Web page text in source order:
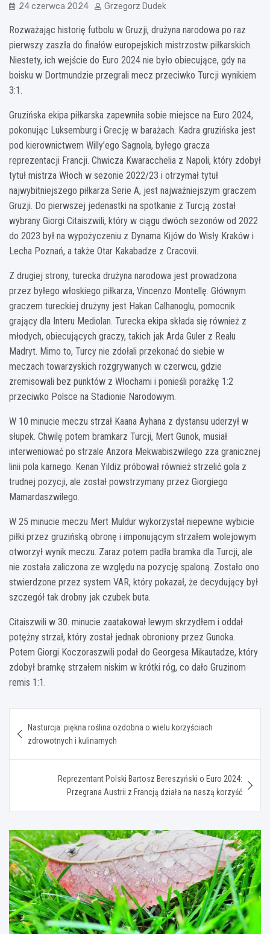
24 czerwca 2024 Grzegorz Dudek
Rozważając historię futbolu w Gruzji, drużyna narodowa po raz
pierwszy zaszła do finałów europejskich mistrzostw piłkarskich.
Niestety, ich wejście do Euro 2024 nie było obiecujące, gdy na
boisku w Dortmundzie przegrali mecz przeciwko Turcji wynikiem
3:1.
Gruzińska ekipa piłkarska zapewniła sobie miejsce na Euro 2024,
pokonując Luksemburg i Grecję w barażach. Kadra gruzińska jest
pod kierownictwem Willy’ego Sagnola, byłego gracza
reprezentacji Francji. Chwicza Kwaracchelia z Napoli, który zdobył
tytuł mistrza Włoch w sezonie 2022/23 i otrzymał tytuł
najwybitniejszego piłkarza Serie A, jest najważniejszym graczem
Gruzji. Do pierwszej jedenastki na spotkanie z Turcją został
wybrany Giorgi Citaiszwili, który w ciągu dwóch sezonów od 2022
do 2023 był na wypożyczeniu z Dynama Kijów do Wisły Kraków i
Lecha Poznań, a także Otar Kakabadze z Cracovii.
Z drugiej strony, turecka drużyna narodowa jest prowadzona
przez byłego włoskiego piłkarza, Vincenzo Montellę. Głównym
graczem tureckiej drużyny jest Hakan Calhanoglu, pomocnik
grający dla Interu Mediolan. Turecka ekipa składa się również z
młodych, obiecujących graczy, takich jak Arda Guler z Realu
Madryt. Mimo to, Turcy nie zdołali przekonać do siebie w
meczach towarzyskich rozgrywanych w czerwcu, gdzie
zremisowali bez punktów z Włochami i ponieśli porażkę 1:2
przeciwko Polsce na Stadionie Narodowym.
W 10 minucie meczu strzał Kaana Ayhana z dystansu uderzył w
słupek. Chwilę potem bramkarz Turcji, Mert Gunok, musiał
interweniować po strzale Anzora Mekwabiszwilego zza granicznej
linii pola karnego. Kenan Yildiz próbował również strzelić gola z
trudnej pozycji, ale został powstrzymany przez Giorgiego
Mamardaszwilego.
W 25 minucie meczu Mert Muldur wykorzystał niepewne wybicie
piłki przez gruzińską obronę i imponującym strzałem wolejowym
otworzył wynik meczu. Zaraz potem padła bramka dla Turcji, ale
nie została zaliczona ze względu na pozycję spaloną. Zostało ono
stwierdzone przez system VAR, który pokazał, że decydujący był
szczegół tak drobny jak czubek buta.
Citaiszwili w 30. minucie zaatakował lewym skrzydłem i oddał
potężny strzał, który został jednak obroniony przez Gunoka.
Potem Giorgi Koczoraszwili podał do Georgesa Mikautadze, który
zdobył bramkę strzałem niskim w krótki róg, co dało Gruzinom
remis 1:1.
wpisu
Nasturcja: piękna roślina ozdobna o wielu korzyściach
zdrowotnych i kulinarnych
Reprezentant Polski Bartosz Bereszyński o Euro 2024:
Przegrana Austrii z Francją działa na naszą korzyść